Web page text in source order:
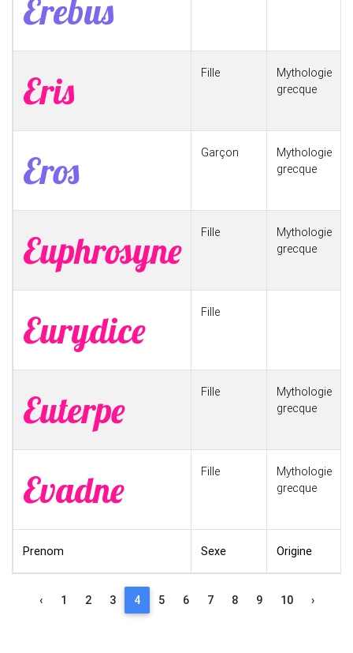
Erebus
Eris Fille
Mythologie
grecque
Eros Garçon
Mythologie
grecque
Euphrosyne Fille
Mythologie
grecque
Eurydice Fille
Euterpe Fille
Mythologie
grecque
Evadne Fille
Mythologie
grecque
Prenom Sexe Origine
‹ 1 2 3 4 5 6 7 8 9 10 ›